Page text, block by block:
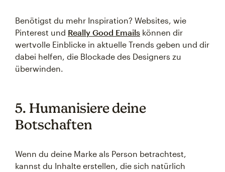
Benötigst du mehr Inspiration? Websites, wie
Pinterest und Really Good Emails können dir
wertvolle Einblicke in aktuelle Trends geben und dir
dabei helfen, die Blockade des Designers zu
überwinden.
5. Humanisiere deine
Botschaften
Wenn du deine Marke als Person betrachtest,
kannst du Inhalte erstellen, die sich natürlich